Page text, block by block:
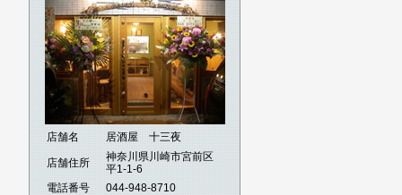
店舗名 居酒屋 十三夜
店舗住所
神奈川県川崎市宮前区
平1-1-6
電話番号
044-948-8710